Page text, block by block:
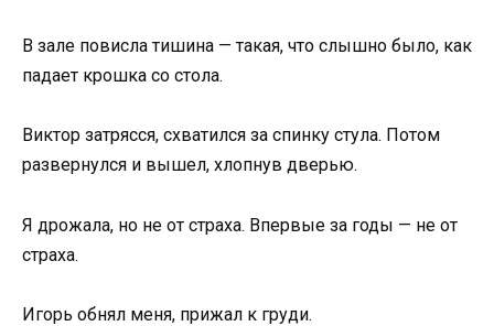
В зале повисла тишина — такая, что слышно было, как
падает крошка со стола.
Виктор затрясся, схватился за спинку стула. Потом
развернулся и вышел, хлопнув дверью.
Я дрожала, но не от страха. Впервые за годы — не от
страха.
Игорь обнял меня, прижал к груди.